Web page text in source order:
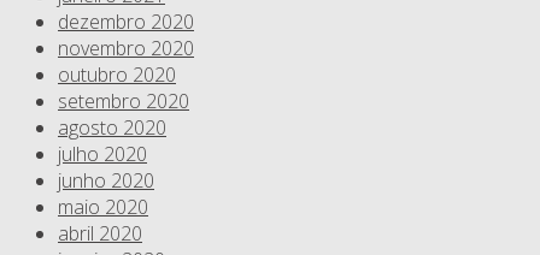
dezembro 2020
novembro 2020
outubro 2020
setembro 2020
agosto 2020
julho 2020
junho 2020
maio 2020
abril 2020